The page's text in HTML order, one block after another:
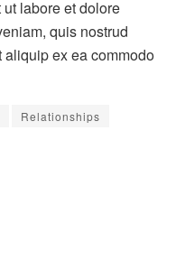
labore et dolore
quis nostrud
ex ea commodo
Relationships